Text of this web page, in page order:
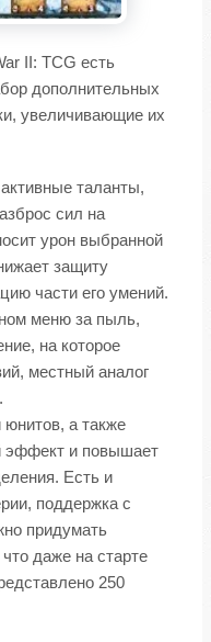
II: TCG есть
дополнительных
увеличивающие их
таланты,
сил на
урон выбранной
защиту
части его умений.
меню за пыль,
на которое
местный аналог
а также
эффект и повышает
Есть и
поддержка с
придумать
даже на старте
250